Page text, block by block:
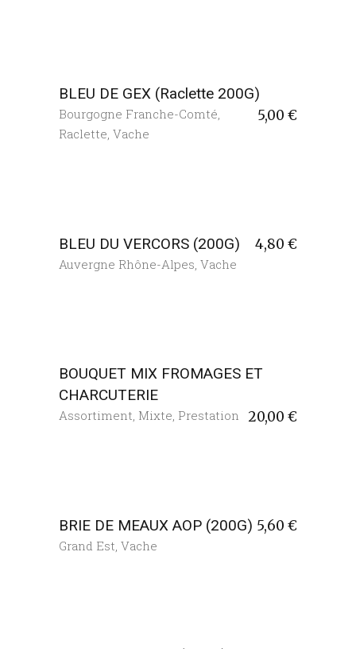
BLEU DE GEX (Raclette 200G)
5,00 €
Bourgogne Franche-Comté,
Raclette, Vache
BLEU DU VERCORS (200G) 4,80 €
Auvergne Rhône-Alpes Vache
BOUQUET MIX FROMAGES ET
CHARCUTERIE
20,00 €
Assortiment, Mixte, Prestation
BRIE DE MEAUX AOP (200G) 5,60 €
Grand Est Vache